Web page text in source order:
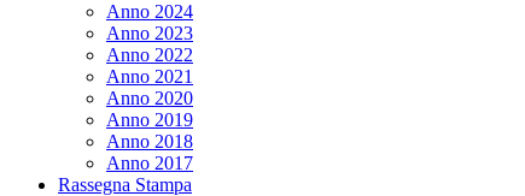
Anno 2024
Anno 2023
Anno 2022
Anno 2021
Anno 2020
Anno 2019
Anno 2018
Anno 2017
Rassegna Stampa